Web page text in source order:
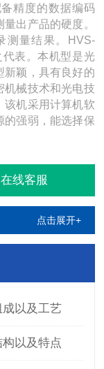
精度的数据编码
出产品的硬度。
测量结果。HVS-
表。本机型是光
新颖，具有良好的
机械技术和光电技
该机采用计算机软
的强弱，能选择保
在线客服
点击展开+
以及工艺
以及特点